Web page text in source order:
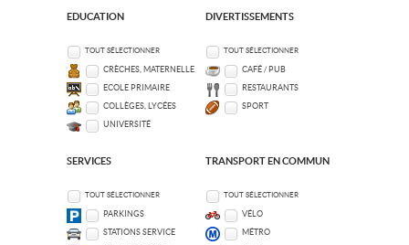
EDUCATION
TOUT SÉLECTIONNER
CRÈCHES, MATERNELLE
ECOLE PRIMAIRE
COLLÈGES, LYCÉES
UNIVERSITÉ
DIVERTISSEMENTS
TOUT SÉLECTIONNER
CAFÉ / PUB
RESTAURANTS
SPORT
SERVICES
TOUT SÉLECTIONNER
PARKINGS
STATIONS SERVICE
TRANSPORT EN COMMUN
TOUT SÉLECTIONNER
VÉLO
MÉTRO